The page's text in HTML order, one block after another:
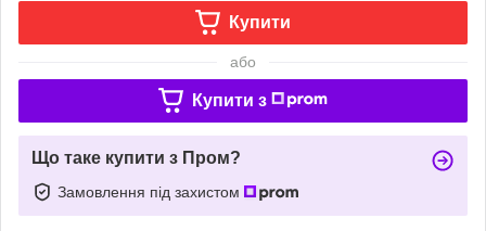
Купити
або
Купити з
Що таке купити з Пром?
Замовлення під захистом